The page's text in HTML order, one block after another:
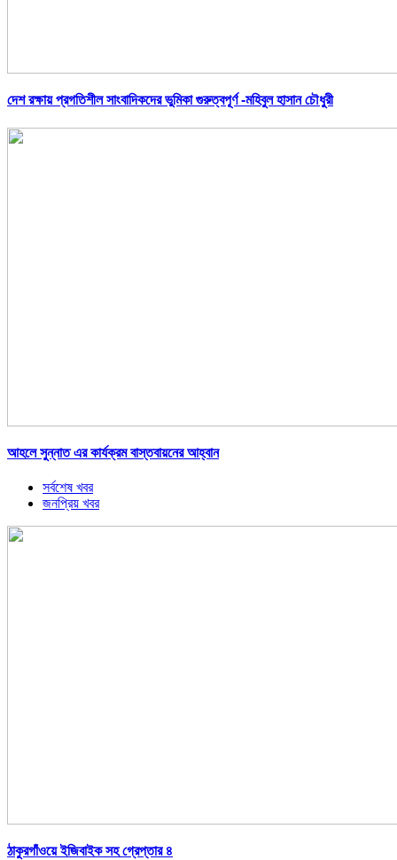
দেশ রক্ষায় প্রগতিশীল সাংবাদিকদের ভুমিকা গুরুত্বপূর্ণ -মহিবুল হাসান চৌধুরী
আহলে সুন্নাত এর কার্যক্রম বাস্তবায়নের আহ্বান
সর্বশেষ খবর
জনপ্রিয় খবর
ঠাকুরগাঁওয়ে ইজিবাইক সহ গ্রেপ্তার ৪